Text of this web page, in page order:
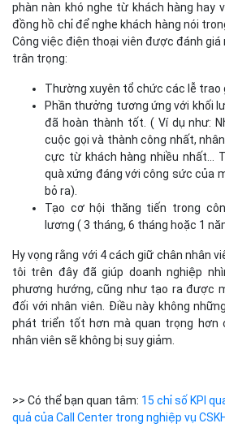
phàn nàn khó nghe từ khách hàng hay
đồng hồ chỉ để nghe khách hàng nói
Công việc điện thoại viên được đánh
trân trọng:
Thường xuyên tổ chức các lễ trao
Phần thưởng tương ứng với khối
đã hoàn thành tốt. ( Ví dụ như:
cuộc gọi và thành công nhất,
cực từ khách hàng nhiều nhất…
quà xứng đáng với công sức của
bỏ ra).
Tạo cơ hội thăng tiến trong
lương ( 3 tháng, 6 tháng hoặc 1
Hy vọng rằng với 4 cách giữ chân nhân
tôi trên đây đã giúp doanh nghiệp
phương hướng, cũng như tạo ra được
đối với nhân viên. Điều này không
phát triển tốt hơn mà quan trọng hơn
nhân viên sẽ không bị suy giảm.
>> Có thể bạn quan tâm: 15 chỉ số KPI
quả của Call Center trong nghiệp vụ CSKH